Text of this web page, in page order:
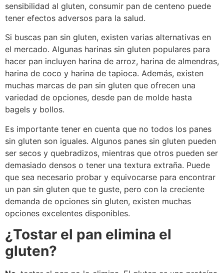
sensibilidad al gluten, consumir pan de centeno puede
tener efectos adversos para la salud.
Si buscas pan sin gluten, existen varias alternativas en
el mercado. Algunas harinas sin gluten populares para
hacer pan incluyen harina de arroz, harina de almendras,
harina de coco y harina de tapioca. Además, existen
muchas marcas de pan sin gluten que ofrecen una
variedad de opciones, desde pan de molde hasta
bagels y bollos.
Es importante tener en cuenta que no todos los panes
sin gluten son iguales. Algunos panes sin gluten pueden
ser secos y quebradizos, mientras que otros pueden ser
demasiado densos o tener una textura extraña. Puede
que sea necesario probar y equivocarse para encontrar
un pan sin gluten que te guste, pero con la creciente
demanda de opciones sin gluten, existen muchas
opciones excelentes disponibles.
¿Tostar el pan elimina el
gluten?